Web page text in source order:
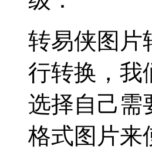
转易侠图片
行转换，我
选择自己需
格式图片来